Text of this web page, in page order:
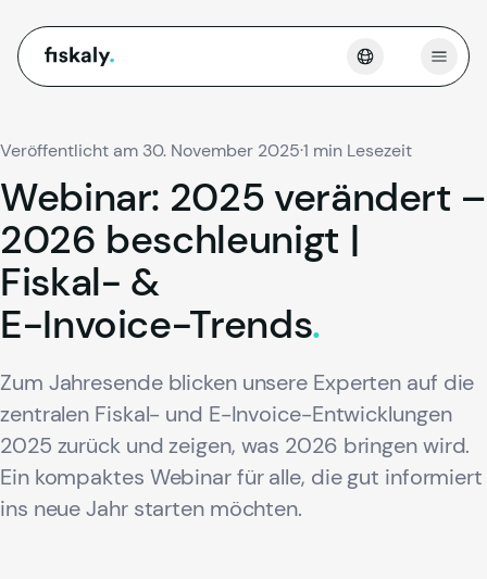
fiskaly. Menü
Veröffentlicht am 30. November 2025·1 min Lesezeit
Webinar: 2025verändert –
2026 beschleunigt |
Fiskal- &
E-Invoice-Trends.
Zum Jahresende blicken unsere Experten auf die
zentralen Fiskal- und E-Invoice-Entwicklungen
2025 zurück und zeigen, was 2026 bringen wird.
Ein kompaktes Webinar für alle, die gut informiert
ins neue Jahr starten möchten.